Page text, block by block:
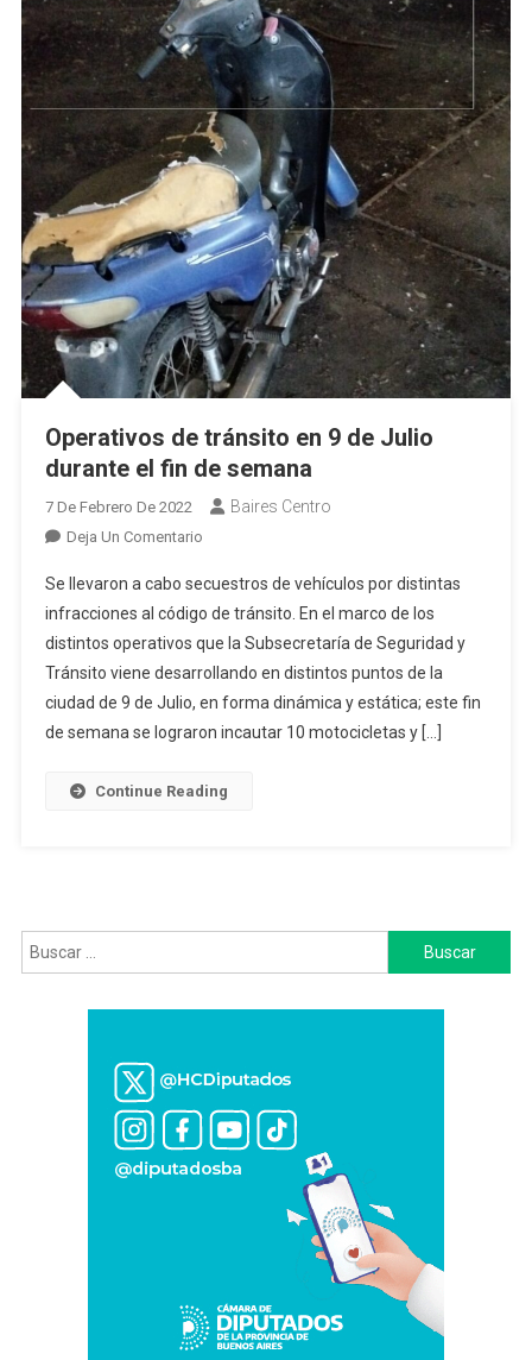
Operativos de tránsito en 9 de Julio
durante el fin de semana
7 De Febrero De 2022 Baires Centro
Deja Un ComentarioEn
De
Tránsito
En
9
De
Julio
El
Se llevaron a cabo secuestros de vehículos por distintas
infracciones al código de tránsito. En el marco de los
distintos operativos que la Subsecretaría de Seguridad y
Tránsito viene desarrollando en distintos puntos de la
ciudad de 9 de Julio, en forma dinámica y estática; este fin
de semana se lograron incautar 10 motocicletas y […]
Continue Reading
Buscar: